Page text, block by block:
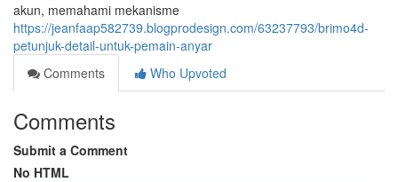
akun, memahami mekanisme
https://jeanfaap582739.blogprodesign.com/63237793/brimo4d-
petunjuk-detail-untuk-pemain-anyar
Comments
Who Upvoted
Comments
Submit a Comment
No HTML